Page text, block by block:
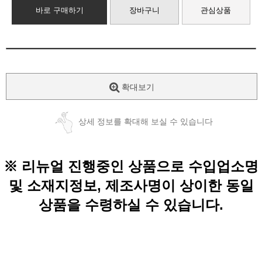
바로 구매하기 장바구니 관심상품
확대보기
상세 정보를 확대해 보실 수 있습니다
※ 리뉴얼 진행중인 상품으로 수입업소명
및 소재지정보, 제조사명이 상이한 동일
상품을 수령하실 수 있습니다.